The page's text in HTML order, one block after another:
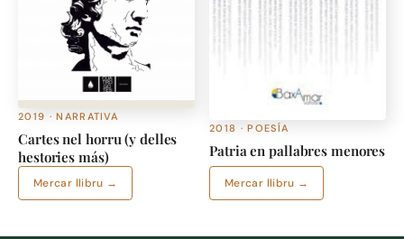
2019 · NARRATIVA
Cartes nel horru (y delles
hestories más)
Mercar llibru →
2018 · POESÍA
Patria en pallabres menores
Mercar llibru →